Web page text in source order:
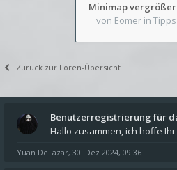
von Eomer in
Zurück zur Foren-Übersicht
Benutzerregistrierung für
Yuan DeLazar, 30. Dez 2024, 09:36